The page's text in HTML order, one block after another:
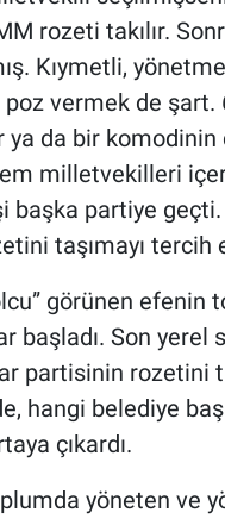
rozeti takılır.
Kıymetli,
poz vermek de
ya da bir
milletvekilleri
başka partiye
taşımayı tercih
görünen efenin
başladı. Son yerel
partisinin rozetini
hangi belediye
çıkardı.
yöneten ve